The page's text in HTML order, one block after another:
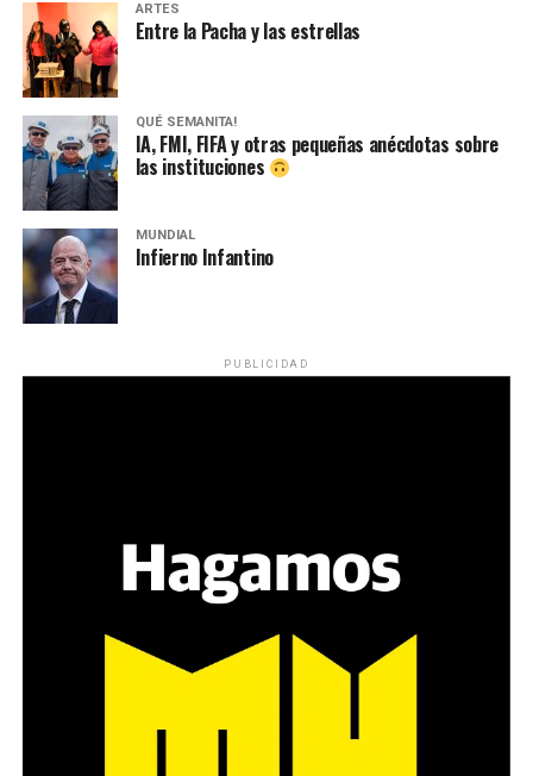
ARTES
Entre la Pacha y las estrellas
QUÉ SEMANITA!
IA, FMI, FIFA y otras pequeñas anécdotas sobre
las instituciones
MUNDIAL
Infierno Infantino
PUBLICIDAD